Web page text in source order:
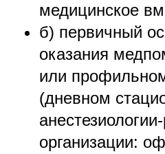
медицинское
б) первичный
оказания
или
(дневном
организации: